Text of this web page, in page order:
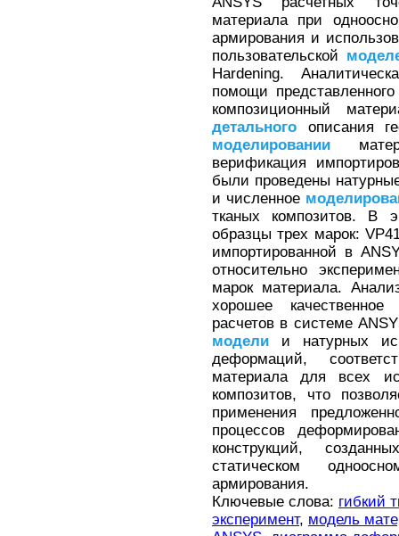
материала при
армирования и
пользовательской
Hardening.
помощи
композиционный
детального описания
моделировании
верификация
были проведены
и численное
тканых композитов. В
образцы трех марок:
импортированной в
относительно
марок материала.
хорошее качественное
расчетов в системе
модели и натурных
деформаций,
материала для всех
композитов, что
применения
процессов
конструкций,
статическом
армирования.
Ключевые слова: гибкий
эксперимент, модель